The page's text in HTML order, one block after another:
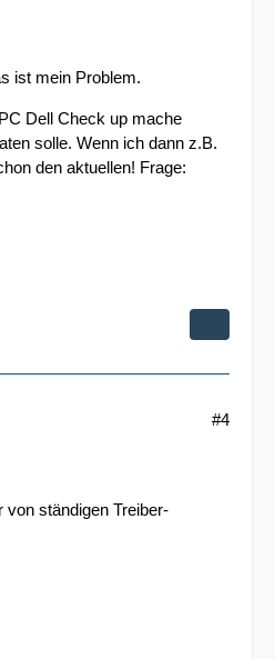
ist mein Problem.
Dell Check up mache
solle. Wenn ich dann z.B.
den aktuellen! Frage:
#4
von ständigen Treiber-